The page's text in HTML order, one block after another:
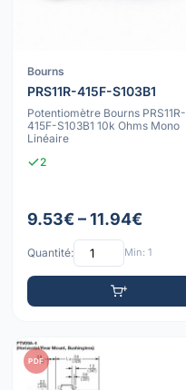
Bourns
PRS11R-415F-S103B1
Potentiomètre Bourns PRS11R-
415F-S103B1 10k Ohms Mono
Linéaire
2
9.53€ – 11.94€
Quantité: Min: 1
PDF